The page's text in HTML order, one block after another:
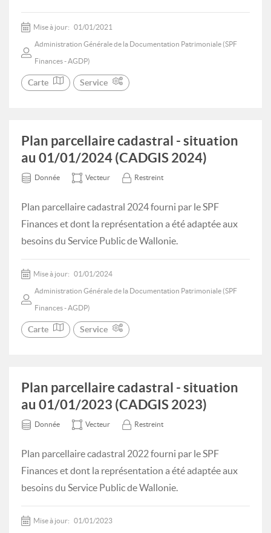
Mise à jour: 01/01/2021
Administration Générale de la Documentation Patrimoniale (SPF
Finances - AGDP)
Carte Service
Plan parcellaire cadastral - situation
au 01/01/2024 (CADGIS 2024)
Donnée Vecteur Restreint
Plan parcellaire cadastral 2024 fourni par le SPF
Finances et dont la représentation a été adaptée aux
besoins du Service Public de Wallonie.
Mise à jour: 01/01/2024
Administration Générale de la Documentation Patrimoniale (SPF
Finances - AGDP)
Carte Service
Plan parcellaire cadastral - situation
au 01/01/2023 (CADGIS 2023)
Donnée Vecteur Restreint
Plan parcellaire cadastral 2022 fourni par le SPF
Finances et dont la représentation a été adaptée aux
besoins du Service Public de Wallonie.
Mise à jour: 01/01/2023